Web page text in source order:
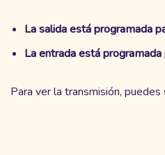
La salida está programada
La entrada está
Para ver la transmisión, puedes